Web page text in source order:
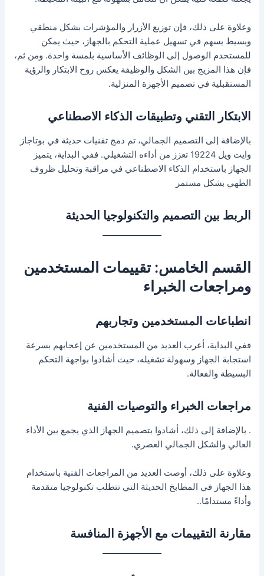
وعلاوة على ذلك، فإن توزيع الأزرار والمؤشرات بشكل منطقي
وبسيط يسهم في تسهيل عملية التحكم بالجهاز، حيث يمكن
للمستخدم الوصول إلى الوظائف الأساسية بلمسة واحدة. ومن ثم،
فإن هذا المزيج بين الشكل والوظيفة يعكس روح الابتكار والرؤية
المستقبلية في تصميم الأجهزة المنزلية.
الابتكار التقني وتطبيقات الذكاء الاصطناعي
بالإضافة إلى التصميم الجمالي، تم دمج تقنيات حديثة في بوتاجاز
وايت ويل 19224 تعزز من أداءه التشغيلي. ففي البداية، يتميز
الجهاز باستخدام الذكاء الاصطناعي في مراقبة وتحليل ظروف
الطهي بشكل مستمر
الربط بين التصميم والتكنولوجيا الحديثة
القسم الخامس: تقييمات المستخدمين
ومراجعات الخبراء
انطباعات المستخدمين وتجاربهم
ففي البداية، أعرب العديد من المستخدمين عن إعجابهم بسرعة
استجابة الجهاز وسهولة تشغيله، حيث أشادوا بواجهة التحكم
البسيطة والفعالة.
مراجعات الخبراء والتوصيات الفنية
. بالإضافة إلى ذلك، أشادوا بتصميم الجهاز الذي يجمع بين الأداء
العالي والشكل الجمالي العصري.
وعلاوة على ذلك، أوصت العديد من المراجعات الفنية باستخدام
هذا الجهاز في المطابخ الحديثة التي تتطلب تكنولوجيا متقدمة
وأداءً مستدامًا..
مقارنة التقييمات مع الأجهزة المنافسة